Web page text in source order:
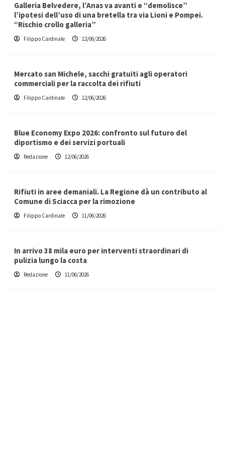
Galleria Belvedere, l’Anas va avanti e “demolisce”
l’ipotesi dell’uso di una bretella tra via Lioni e Pompei.
“Rischio crollo galleria”
Filippo Cardinale 12/06/2026
Mercato san Michele, sacchi gratuiti agli operatori
commerciali per la raccolta dei rifiuti
Filippo Cardinale 12/06/2026
Blue Economy Expo 2026: confronto sul futuro del
diportismo e dei servizi portuali
Redazione 12/06/2026
Rifiuti in aree demaniali. La Regione dà un contributo al
Comune di Sciacca per la rimozione
Filippo Cardinale 11/06/2026
In arrivo 38 mila euro per interventi straordinari di
pulizia lungo la costa
Redazione 11/06/2026